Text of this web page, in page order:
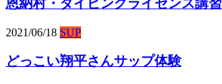
恩納村・ダイビングライセンス講習
2021/06/18 SUP
どっこい翔平さんサップ体験